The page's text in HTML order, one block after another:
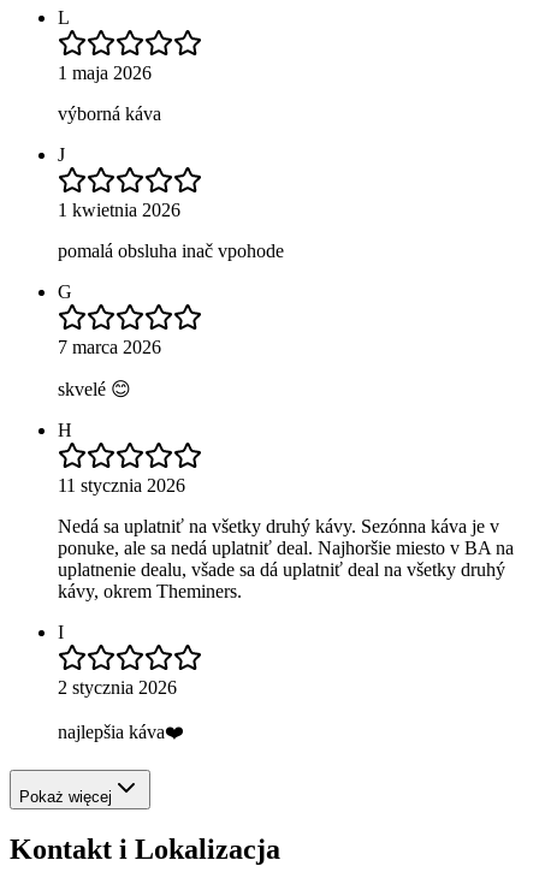
L
1 maja 2026
výborná káva
J
1 kwietnia 2026
pomalá obsluha inač vpohode
G
7 marca 2026
skvelé 😊
H
11 stycznia 2026
Nedá sa uplatniť na všetky druhý kávy. Sezónna káva je v
ponuke, ale sa nedá uplatniť deal. Najhoršie miesto v BA na
uplatnenie dealu, všade sa dá uplatniť deal na všetky druhý
kávy, okrem Theminers.
I
2 stycznia 2026
najlepšia káva❤️
Pokaż więcej
Kontakt i Lokalizacja